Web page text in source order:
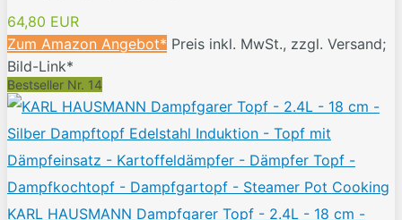
64,80 EUR
Zum Amazon Angebot* Preis inkl. MwSt., zzgl. Versand;
Bild-Link*
Bestseller Nr. 14
KARL HAUSMANN Dampfgarer Topf - 2.4L - 18 cm -